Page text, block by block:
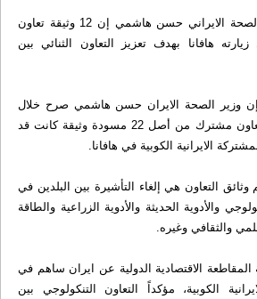
عصر إيران - صرح وزير الصحة الايراني حسن هاشمي إن 12 وثيقة تعاون
هافانا بهدف تعزيز التعاون الثنائي بين
إن وزير الصحة الايران حسن هاشمي صرح خلال
زيارته كوبا إن 12 وثيقة تعاون مشترك من أصل 22 مسودة وثيقة كانت قد
الايرانية الكوبية في هافانا.
التعاون هي إلغاء التأشيرة بين البلدين في
والأدوية الحديثة والأدوية الزراعية والطاقة
والثقافي وغيره.
الاقتصادية الدولية عن ايران ساهم في
الكوبية، مؤكداً التعاون التنكولوجي بين